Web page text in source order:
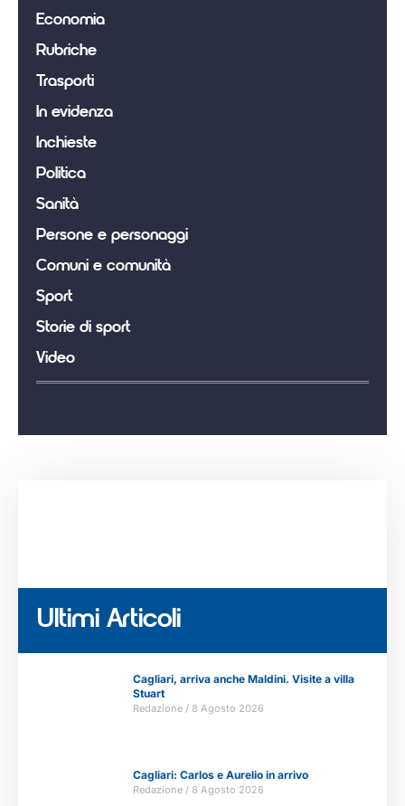
Economia
Rubriche
Trasporti
In evidenza
Inchieste
Politica
Sanità
Persone e personaggi
Comuni e comunità
Sport
Storie di sport
Video
Ultimi Articoli
Cagliari, arriva anche Maldini. Visite a villa
Stuart
Redazione 8 Agosto 2026
Cagliari: Carlos e Aurelio in arrivo
Redazione 8 Agosto 2026